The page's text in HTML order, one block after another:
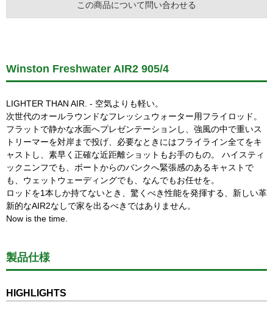
この商品について問い合わせる
Winston Freshwater AIR2 905/4
LIGHTER THAN AIR. - 空気よりも軽い。
次世代のオールラウンドなフレッシュウォーター用フライロッド。
フラットで静かな水面へプレゼンテーションし、強風の中で重いス
トリーマーを対岸まで投げ、必要なときにはフライライン全てをキ
ャストし、素早く正確な近距離ショットもお手のもの。 ハイスティ
ックニンフでも、ボートからのバンクへ緊張感のあるキャストで
も、ウェットウェーディングでも、なんでもお任せを。
ロッドを1本しか持てないとき、驚くべき性能を発揮する、新しい革
新的なAIR2なしで家を出るべきではありません。
Now is the time.
製品仕様
HIGHLIGHTS